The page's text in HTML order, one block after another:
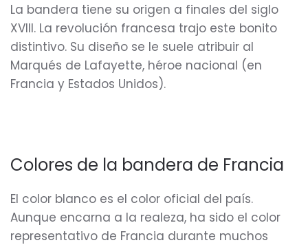
La bandera tiene su origen a finales del siglo
XVIII. La revolución francesa trajo este bonito
distintivo. Su diseño se le suele atribuir al
Marqués de Lafayette, héroe nacional (en
Francia y Estados Unidos).
Colores de la bandera de Francia
El color blanco es el color oficial del país.
Aunque encarna a la realeza, ha sido el color
representativo de Francia durante muchos